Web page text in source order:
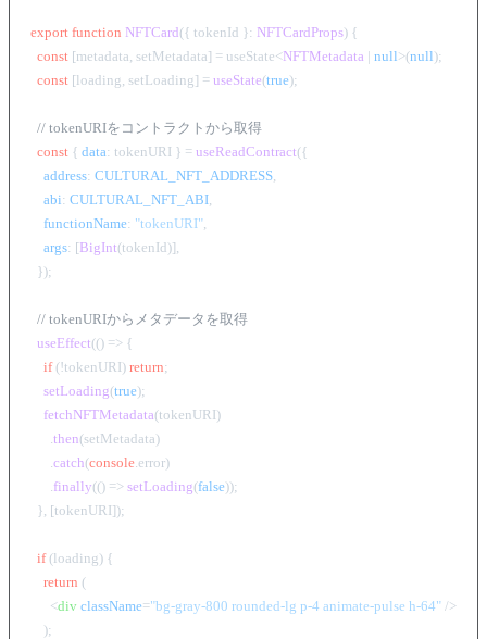
export function NFTCard({ tokenId }: NFTCardProps) {
const [metadata, setMetadata] = useState<NFTMetadata | null>(null);
const [loading, setLoading] = useState(true);
// tokenURIをコントラクトから取得
const { data: tokenURI } = useReadContract({
address: CULTURAL_NFT_ADDRESS,
abi: CULTURAL_NFT_ABI,
functionName: "tokenURI",
args: [BigInt(tokenId)],
  });
// tokenURIからメタデータを取得
useEffect(() => {
if (!tokenURI) return;
setLoading(true);
fetchNFTMetadata(tokenURI)
then(setMetadata)
catch(console. error)
finally(() => setLoading(false));
  }, [tokenURI]);
if (loading) {
return (
<div className="bg-gray-800 rounded-lg p-4 animate-pulse h-64" />
    );